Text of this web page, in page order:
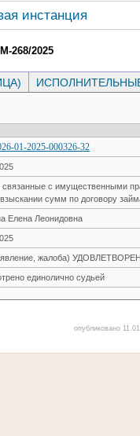
инстанция
268/2025
01-2025-000326-32
с имущественными
сумм по договору
Елена Леонидовна
жалоба) УДОВЛЕТВОРЕН
единолично судьей
опубликовано